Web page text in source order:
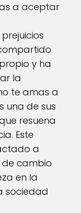
a aceptar
y ha
la
te amas a
una de sus
resuena
Este
a
de cambio
en la
sociedad